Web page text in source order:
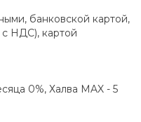
банковской картой,
с НДС), картой
0%, Халва MAX - 5